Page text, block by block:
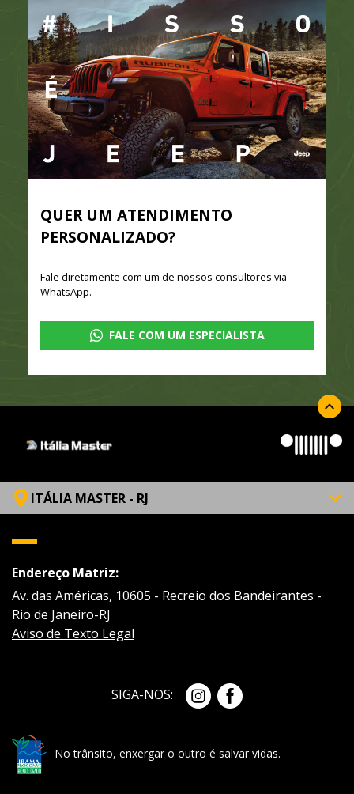
QUER UM ATENDIMENTO
PERSONALIZADO?
Fale diretamente com um de nossos consultores via
WhatsApp.
FALE COM UM ESPECIALISTA
ITÁLIA MASTER - RJ
Endereço Matriz:
Av. das Américas, 10605 - Recreio dos Bandeirantes -
Rio de Janeiro-RJ
Aviso de Texto Legal
SIGA-NOS:
No trânsito, enxergar o outro é salvar vidas.